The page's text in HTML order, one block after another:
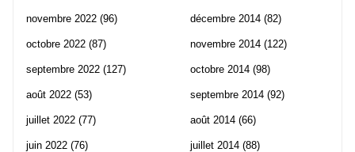
novembre 2022 (96)
octobre 2022 (87)
septembre 2022 (127)
août 2022 (53)
juillet 2022 (77)
juin 2022 (76)
décembre 2014 (82)
novembre 2014 (122)
octobre 2014 (98)
septembre 2014 (92)
août 2014 (66)
juillet 2014 (88)